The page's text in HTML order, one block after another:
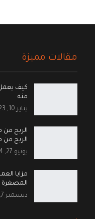
مقالات مميزة
كيف
منه
يناير 10, 2023
الربح من
يونيو 27, 2024
مزايا
المصغرة
ديسمبر 7, 2022